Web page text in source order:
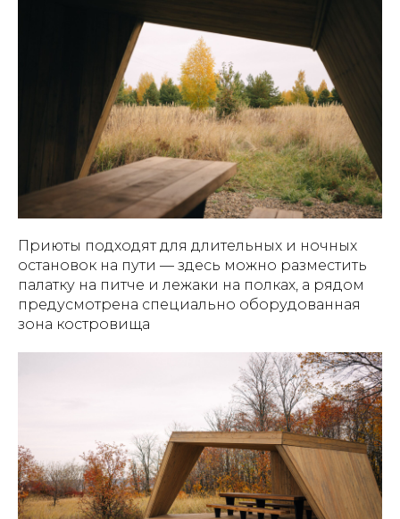
Приюты подходят для длительных и ночных
остановок на пути — здесь можно разместить
палатку на питче и лежаки на полках, а рядом
предусмотрена специально оборудованная
зона костровища